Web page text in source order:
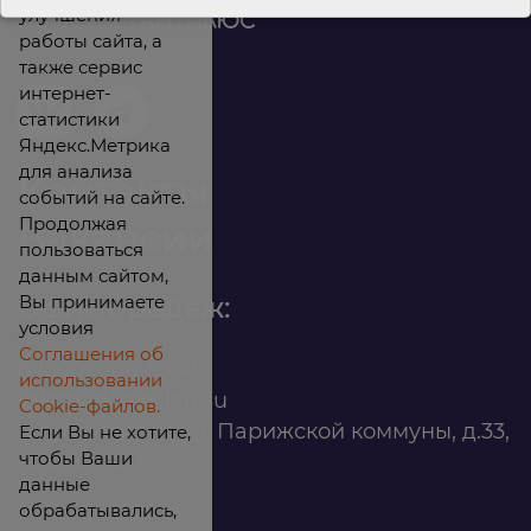
Контакты
Вакансии
Офис продаж:
infomarket@ilan.su
г. Красноярск, ул. Парижской коммуны, д.33,
помещ. 302
ИНН: 2465263327
улучшения
работы сайта, а
также сервис
интернет-
статистики
Яндекс.Метрика
для анализа
событий на сайте.
Продолжая
пользоваться
данным сайтом,
Вы принимаете
условия
Соглашения об
использовании
Cookie-файлов.
Если Вы не хотите,
чтобы Ваши
данные
обрабатывались,